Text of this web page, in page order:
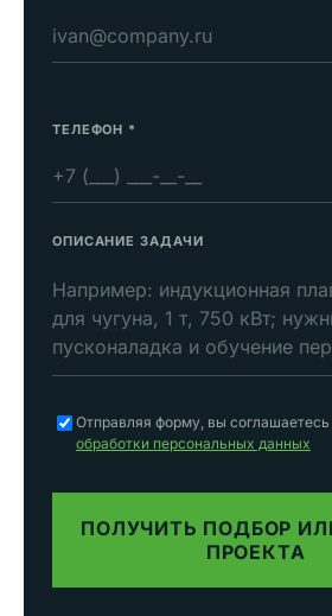
ТЕЛЕФОН *
ОПИСАНИЕ ЗАДАЧИ
Отправляя форму, вы соглашаетесь
обработки персональных данных
ПОЛУЧИТЬ ПОДБОР
ПРОЕКТА